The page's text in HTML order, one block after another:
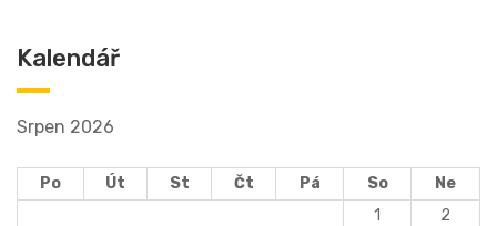
Kalendář
Srpen 2026
Po Út St Čt Pá So
Ne
1
2